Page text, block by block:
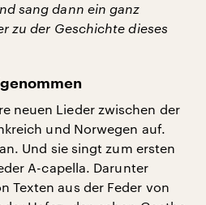
sang dann ein ganz
zu der Geschichte dieses
neuen Lieder zwischen der
und Norwegen auf.
Und sie singt zum ersten
A-capella. Darunter
Texten aus der Feder von